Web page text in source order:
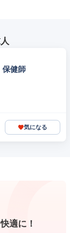
保健師
気になる
適に！